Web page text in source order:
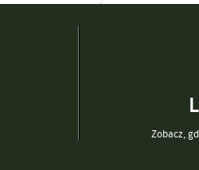
Zobacz,